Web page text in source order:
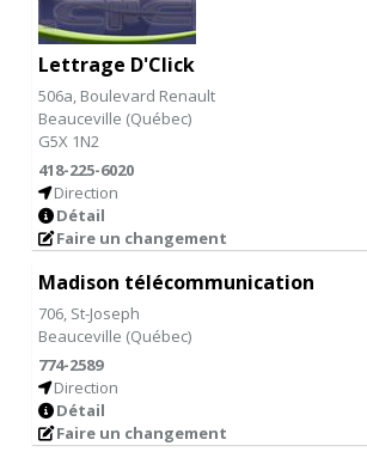
Lettrage D'Click
506a, Boulevard Renault
Beauceville (Québec)
G5X 1N2
418-225-6020
Direction
Détail
Faire un changement
Madison télécommunication
706, St-Joseph
Beauceville (Québec)
774-2589
Direction
Détail
Faire un changement